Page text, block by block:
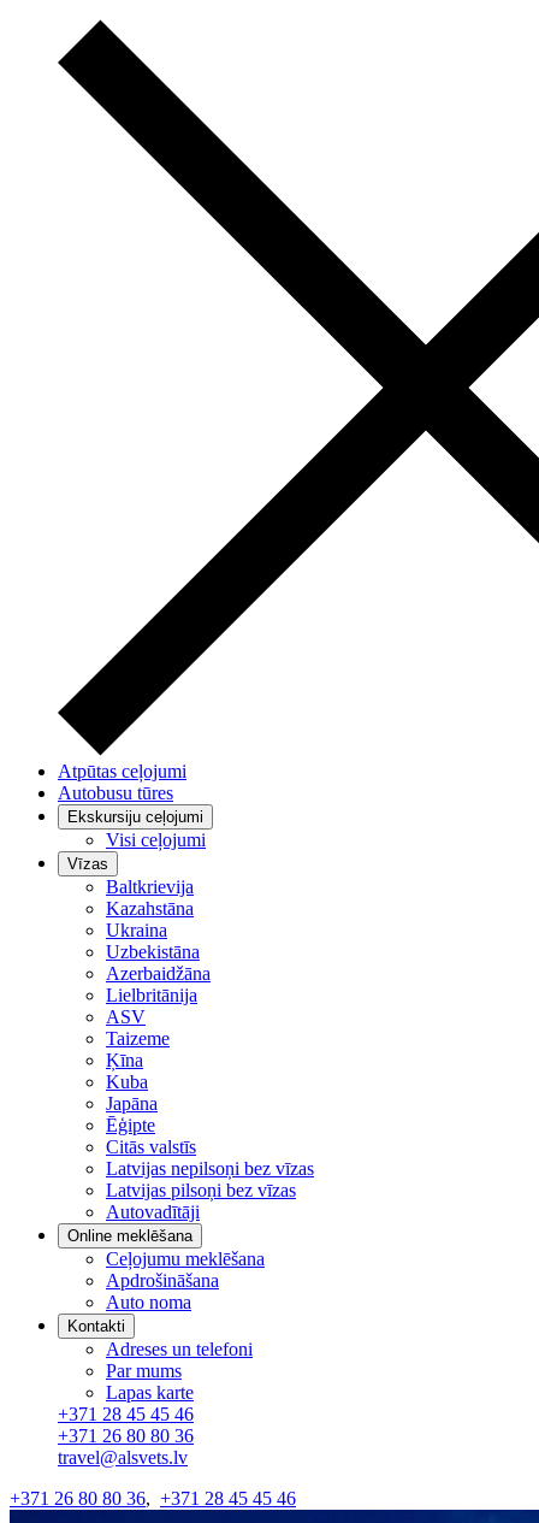
Atpūtas ceļojumi
Autobusu tūres
Ekskursiju ceļojumi
Visi ceļojumi
Vīzas
Baltkrievija
Kazahstāna
Ukraina
Uzbekistāna
Azerbaidžāna
Lielbritānija
ASV
Taizeme
Ķīna
Kuba
Japāna
Ēģipte
Citās valstīs
Latvijas nepilsoņi bez vīzas
Latvijas pilsoņi bez vīzas
Autovadītāji
Online meklēšana
Ceļojumu meklēšana
Apdrošināšana
Auto noma
Kontakti
Adreses un telefoni
Par mums
Lapas karte
+371 28 45 45 46
+371 26 80 80 36
travel@alsvets.lv
+371 26 80 80 36, +371 28 45 45 46